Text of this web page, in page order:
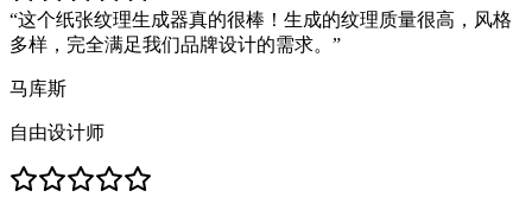
这个纸张纹理生成器真的很棒！生成的纹理质量很高，风格
多样，完全满足我们品牌设计的需求。
马库斯
自由设计师